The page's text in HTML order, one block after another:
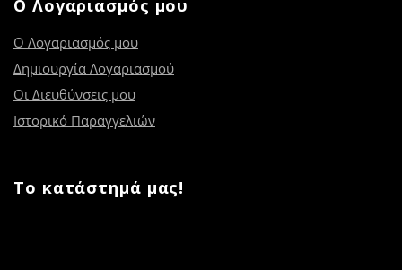
Ο Λογαριασμός μου
Ο Λογαριασμός μου
Δημιουργία Λογαριασμού
Οι Διευθύνσεις μου
Ιστορικό Παραγγελιών
Το κατάστημά μας!